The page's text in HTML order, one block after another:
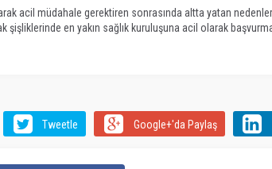
acil müdahale gerektiren sonrasında altta yatan
şişliklerinde en yakın sağlık kuruluşuna acil olarak
Tweetle Google+'da Paylaş